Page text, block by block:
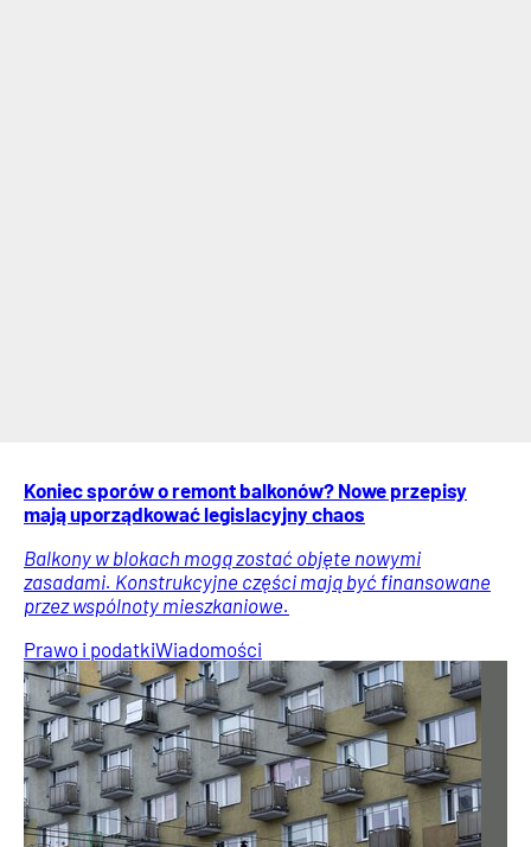
Koniec sporów o remont balkonów? Nowe przepisy
mają uporządkować legislacyjny chaos
Balkony w blokach mogą zostać objęte nowymi
zasadami. Konstrukcyjne części mają być finansowane
przez wspólnoty mieszkaniowe.
Prawo i podatkiWiadomości